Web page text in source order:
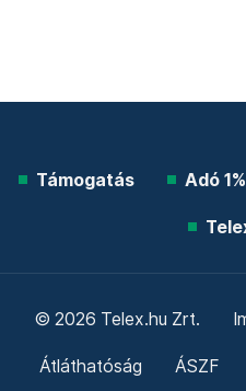
Támogatás Adó
© 2026 Telex.hu Zrt.
Átláthatóság ÁSZF